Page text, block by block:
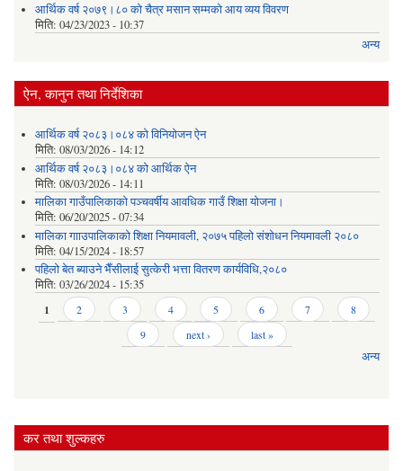
आर्थिक वर्ष २०७९।८० को चैत्र मसान सम्मको आय व्यय विवरण
मिति: 04/23/2023 - 10:37
अन्य
ऐन, कानुन तथा निर्देशिका
आर्थिक वर्ष २०८३।०८४ को विनियोजन ऐन
मिति: 08/03/2026 - 14:12
आर्थिक वर्ष २०८३।०८४ को आर्थिक ऐन
मिति: 08/03/2026 - 14:11
मालिका गाउँपालिकाको पञ्चवर्षीय आवधिक गाउँ शिक्षा योजना।
मिति: 06/20/2025 - 07:34
मालिका गााउपालिकाको शिक्षा नियमावली, २०७५ पहिलो संशोधन नियमावली २०८०
मिति: 04/15/2024 - 18:57
पहिलो बेत ब्याउने भैँसीलाई सुत्केरी भत्ता वितरण कार्यविधि,२०८०
मिति: 03/26/2024 - 15:35
Pages
1 2 3 4 5 6 7
8
9
next › last »
अन्य
कर तथा शुल्कहरु